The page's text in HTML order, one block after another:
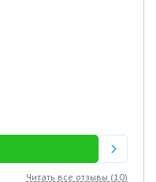
Читать все отзывы (10)